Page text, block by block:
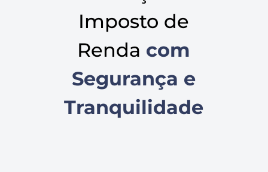
Imposto de
Renda com
Segurança e
Tranquilidade